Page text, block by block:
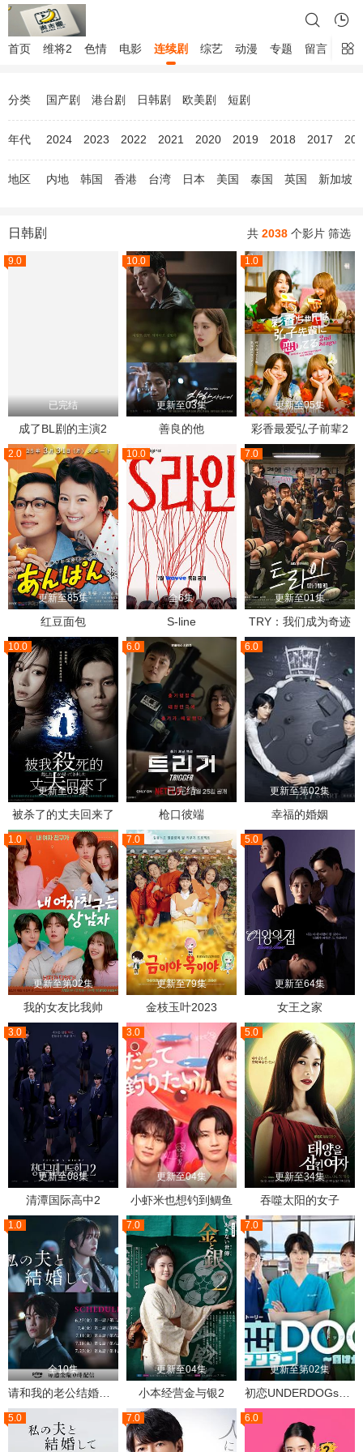
首页 维将2 色情 电影 连续剧 综艺 动漫 专题 留言
分类 国产剧 港台剧 日韩剧 欧美剧 短剧
年代 2024 2023 2022 2021 2020 2019 2018 2017
地区 内地 韩国 香港 台湾 日本 美国 泰国 英国 新加坡
日韩剧 共 2038 个影片 筛选
9.0
已完结
成了BL剧的主演2
10.0
更新至03集
善良的他
1.0
更新至05集
彩香最爱弘子前辈2
2.0
更新至85集
红豆面包
10.0
全6集
S-line
7.0
更新至01集
TRY：我们成为奇迹
10.0
更新至03集
被杀了的丈夫回来了
6.0
已完结
枪口彼端
6.0
更新至第02集
幸福的婚姻
1.0
更新至第02集
我的女友比我帅
7.0
更新至79集
金枝玉叶2023
5.0
更新至64集
女王之家
3.0
更新至08集
清潭国际高中2
3.0
更新至04集
小虾米也想钓到鲷鱼
5.0
更新至34集
吞噬太阳的女子
1.0
全10集
7.0
更新至04集
小本经营金与银2
7.0
更新至第02集
初恋UNDERDOGs～败犬与初恋～
5.0 7.0 6.0